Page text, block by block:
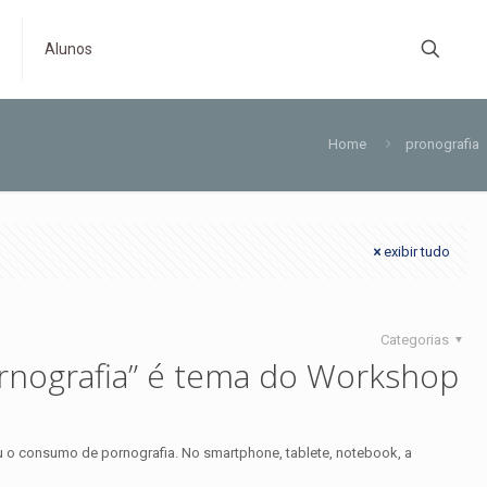
Alunos
Home pronografia
exibir tudo
Categorias
é tema do Workshop
consumo de pornografia. No smartphone, tablete, notebook, a